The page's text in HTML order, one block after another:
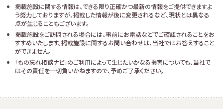
掲載施設に関する情報は、できる限り正確かつ最新の情報をご提供できますよ
う努力しておりますが、掲載した情報が後に変更されるなど、現状とは異なる
点が生じることもございます。
掲載施設をご訪問される場合には、事前にお電話などでご確認されることをお
すすめいたします。掲載施設に関するお問い合わせは、当社ではお答えすること
ができません。
「もの忘れ相談ナビ」のご利用によって生じたいかなる損害についても、当社で
はその責任を一切負いかねますので、予めご了承ください。